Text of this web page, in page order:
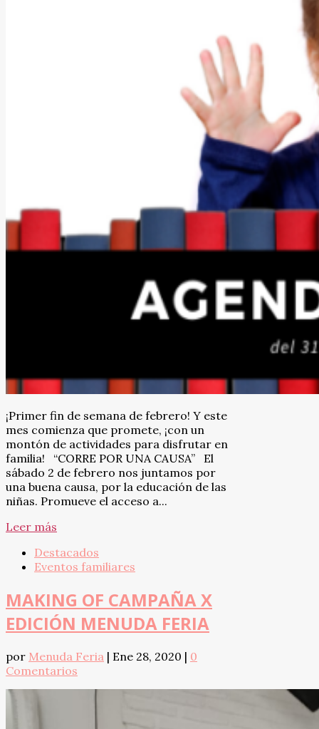
¡Primer fin de semana de febrero! Y este
mes comienza que promete, ¡con un
montón de actividades para disfrutar en
familia! “CORRE POR UNA CAUSA” El
sábado 2 de febrero nos juntamos por
una buena causa, por la educación de las
niñas. Promueve el acceso a...
Leer más
Destacados
Eventos familiares
MAKING OF CAMPAÑA X
EDICIÓN MENUDA FERIA
por Menuda Feria | Ene 28, 2020 | 0
Comentarios